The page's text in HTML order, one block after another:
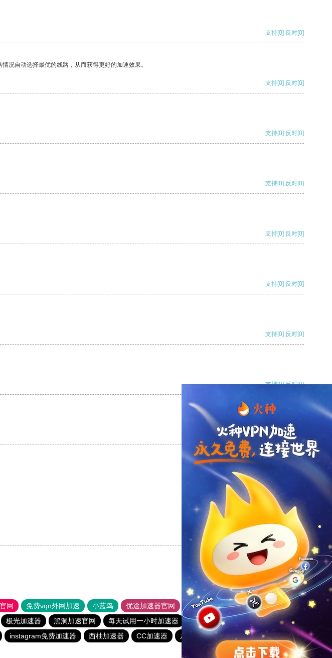
支持[0] 反对[0]
况自动选择最优的线路，从而获得更好的加速效果。
支持[0] 反对[0]
支持[0] 反对[0]
支持[0] 反对[0]
支持[0] 反对[0]
支持[0] 反对[0]
支持[0] 反对[0]
支持[0] 反对[0]
支持[0] 反对
支持
支持 反对 [0]
网 免费vqn外网加速 小蓝鸟 优途加速器官网 风驰加速器 旋风加速器
八戒看书
极光加速器 黑洞加速官网 每天试用一小时加速器 outline
黑洞vqn加速
instagram免费加速器 西柚加速器 CC加速器 加速器哪个好用
极光加速器